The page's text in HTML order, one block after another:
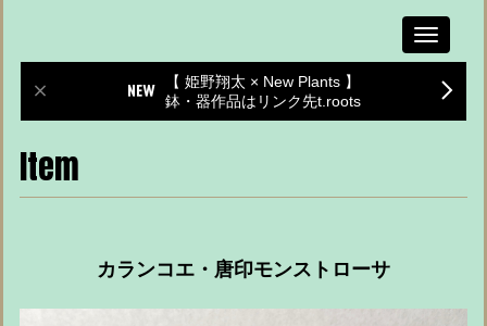
Toggle
【 姫野翔太 × New Plants 】
鉢・器作品はリンク先t.roots
Item
カランコエ・唐印モンストローサ